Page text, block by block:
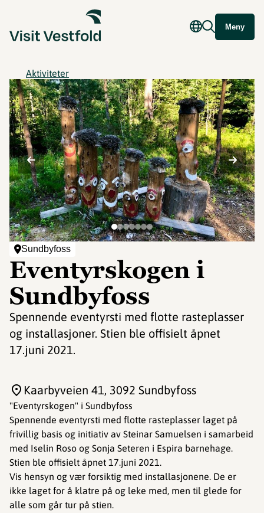
Meny
Aktiviteter
Sundbyfoss
Eventyrskogen i
Sundbyfoss
Spennende eventyrsti med flotte rasteplasser
og installasjoner. Stien ble offisielt åpnet
17.juni 2021.
©
"Eventyrskogen" i Sundbyfoss
Spennende eventyrsti med flotte rasteplasser laget på
frivillig basis og initiativ av Steinar Samuelsen i samarbeid
med Iselin Roso og Sonja Seteren i Espira barnehage.
Stien ble offisielt åpnet 17.juni 2021.
Vis hensyn og vær forsiktig med installasjonene. De er
ikke laget for å klatre på og leke med, men til glede for
alle som går tur på stien.
Kaarbyveien 41, 3092 Sundbyfoss